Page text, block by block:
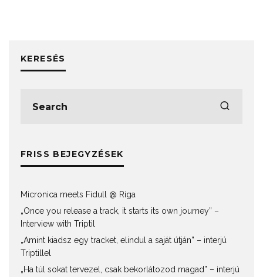
KERESÉS
FRISS BEJEGYZÉSEK
Micronica meets Fidull @ Riga
„Once you release a track, it starts its own journey” –
Interview with Triptil
„Amint kiadsz egy tracket, elindul a saját útján” – interjú
Triptillel
„Ha túl sokat tervezel, csak bekorlátozod magad” – interjú